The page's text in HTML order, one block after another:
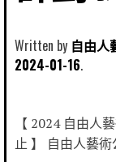
Written by 自由人
2024-01-16
【 2024 自由人
止 】 自由人藝